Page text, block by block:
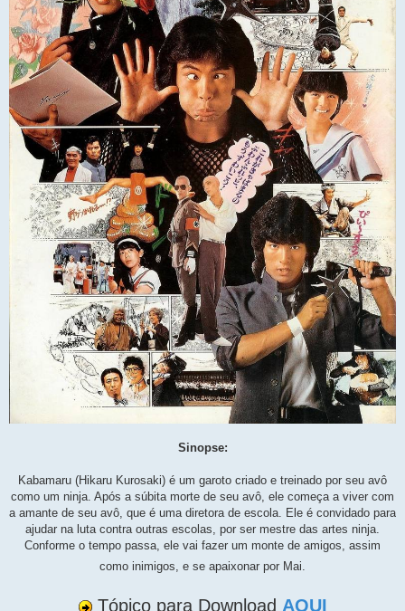
Sinopse:
Kabamaru (Hikaru Kurosaki) é um garoto criado e treinado por seu avô
como um ninja. Após a súbita morte de seu avô, ele começa a viver com
a amante de seu avô, que é uma diretora de escola. Ele é convidado para
ajudar na luta contra outras escolas, por ser mestre das artes ninja.
Conforme o tempo passa, ele vai fazer um monte de amigos, assim
como inimigos, e se apaixonar por Mai.
Tópico para Download AQUI